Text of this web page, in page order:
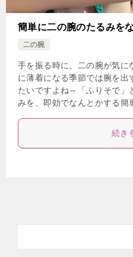
簡単に二の腕のたるみを
二の腕
手を振る時に、二の腕が気に
に薄着になる季節では腕を出
たいですよね～「ふりそで」
みを、即効でなんとかする簡
続き